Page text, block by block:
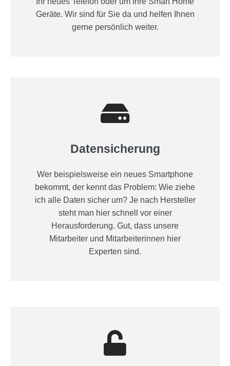
Geräte. Wir sind für Sie da und helfen Ihnen
gerne persönlich weiter.
Datensicherung
Wer beispielsweise ein neues Smartphone
bekommt, der kennt das Problem: Wie ziehe
ich alle Daten sicher um? Je nach Hersteller
steht man hier schnell vor einer
Herausforderung. Gut, dass unsere
Mitarbeiter und Mitarbeiterinnen hier
Experten sind.